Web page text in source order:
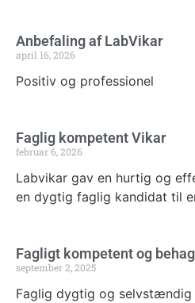
Anbefaling af LabVikar
april 16, 2026
Positiv og professionel
Faglig kompetent Vikar
februar 6, 2026
Labvikar gav en hurtig og
en dygtig faglig kandidat til
Fagligt kompetent og
september 2, 2025
Faglig dygtig og